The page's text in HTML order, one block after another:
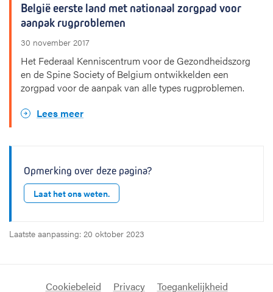
België eerste land met nationaal zorgpad voor
aanpak rugproblemen
30 november 2017
Het Federaal Kenniscentrum voor de Gezondheidszorg
en de Spine Society of Belgium ontwikkelden een
zorgpad voor de aanpak van alle types rugproblemen.
Lees meer
Opmerking over deze pagina?
Laat het ons weten.
Laatste aanpassing: 20 oktober 2023
Cookiebeleid Privacy Toegankelijkheid